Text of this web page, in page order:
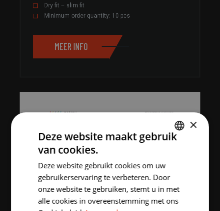
Dry fit – slim fit
Minimum order quantity: 10 pcs
MEER INFO
×
Deze website maakt gebruik
van cookies.
Deze website gebruikt cookies om uw
gebruikerservaring te verbeteren. Door
onze website te gebruiken, stemt u in met
alle cookies in overeenstemming met ons